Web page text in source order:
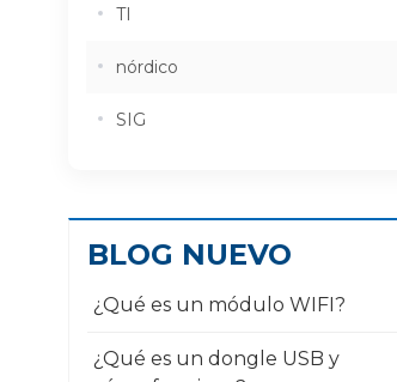
TI
nórdico
SIG
BLOG NUEVO
¿Qué es un módulo WIFI?
¿Qué es un dongle USB y